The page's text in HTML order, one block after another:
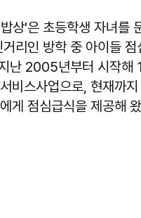
상'은 초등학생 자녀를
리인 방학 중 아이들 점
난 2005년부터 시작해
비스사업으로, 현재까
게 점심급식을 제공해